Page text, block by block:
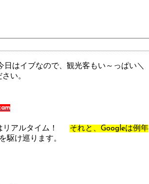
はイブなので、観光客もい～っぱい＼
い。
リアルタイム！ それと、Googleは例年
駆け巡ります。